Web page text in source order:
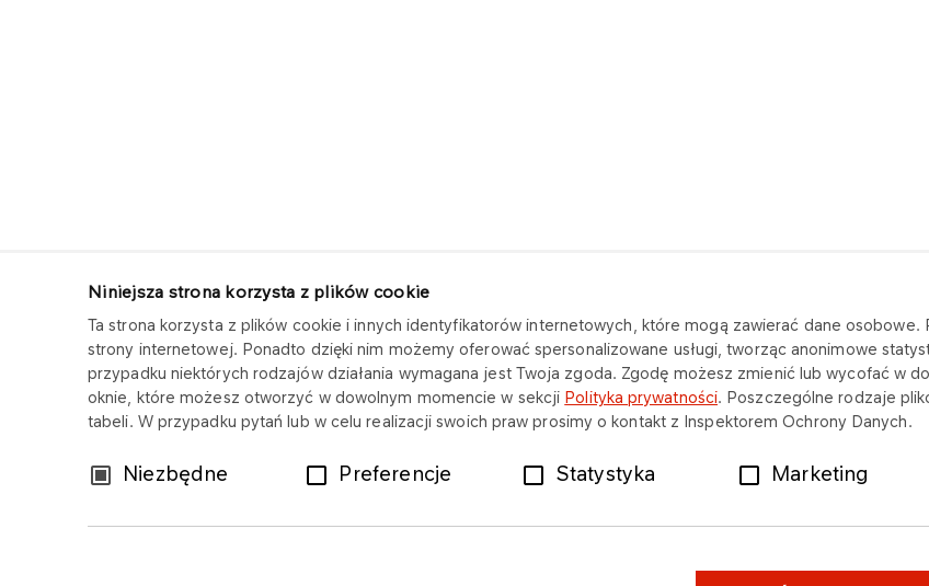
Niniejsza strona korzysta z plików cookie
Ta strona korzysta z plików cookie i innych identyfikatorów internetowych, które mogą zawierać dane
strony internetowej. Ponadto dzięki nim możemy oferować spersonalizowane usługi, tworząc anonimowe
przypadku niektórych rodzajów działania wymagana jest Twoja zgoda. Zgodę możesz zmienić lub wycofać w
oknie, które możesz otworzyć w dowolnym momencie w sekcji Polityka prywatności. Poszczególne rodzaje
tabeli. W przypadku pytań lub w celu realizacji swoich praw prosimy o kontakt z Inspektorem Ochrony Danych.
WybórNiezbędne Preferencje Statystyka Marketing
ORLEN CENTRUM SERWISOWE
Copyright © 2025
Wszystkie prawa zastrzeżone
SKONTAKTUJ SIĘ Z NAMI
Siedziba
Dane kontaktowe i rejestrowe
NA
O
Oferta